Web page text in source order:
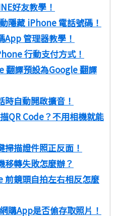
好友教學！
隱藏 iPhone 電話號碼！
App 管理器教學！
行動支付方式！
翻譯預設為Google 翻譯
自動開啟擴音！
QR Code？不用相機就能
掃描證件照正反面！
移轉失敗怎麼辦？
前鏡頭自拍左右相反怎麼
購App是否偷存取照片！